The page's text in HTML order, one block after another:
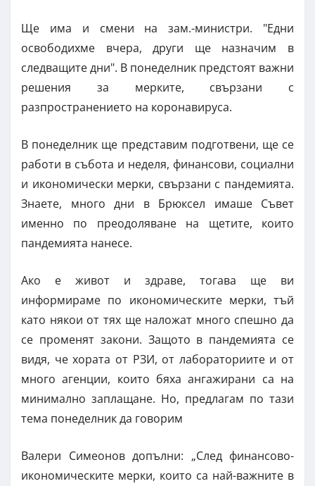
Ще има и смени на зам.-министри. "Едни
освободихме вчера, други ще назначим в
следващите дни". В понеделник предстоят важни
решения за мерките, свързани с
разпространението на коронавируса.
В понеделник ще представим подготвени, ще се
работи в събота и неделя, финансови, социални
и икономически мерки, свързани с пандемията.
Знаете, много дни в Брюксел имаше Съвет
именно по преодоляване на щетите, които
пандемията нанесе.
Ако е живот и здраве, тогава ще ви
информираме по икономическите мерки, тъй
като някои от тях ще наложат много спешно да
се променят закони. Защото в пандемията се
видя, че хората от РЗИ, от лабораториите и от
много агенции, които бяха ангажирани са на
минимално заплащане. Но, предлагам по тази
тема понеделник да говорим
Валери Симеонов допълни: „След финансово-
икономическите мерки, които са най-важните в